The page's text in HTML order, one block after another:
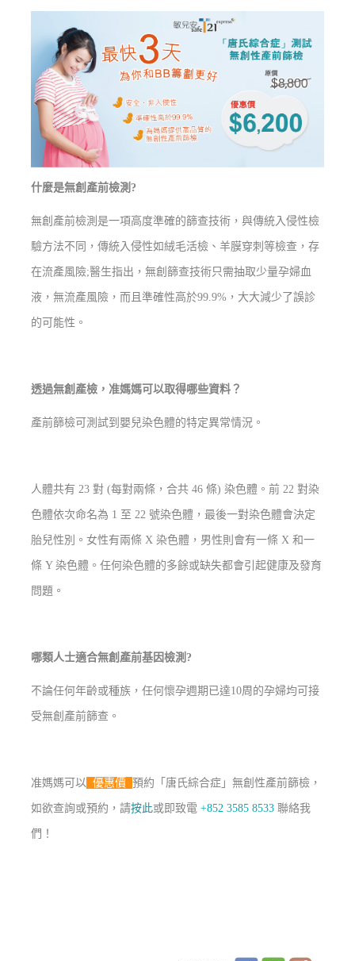
什麼是無創產前檢測?
無創產前檢測是一項高度準確的篩查技術，與傳統入侵性檢
驗方法不同，傳統入侵性如絨毛活檢、羊膜穿刺等檢查，存
在流產風險;醫生指出，無創篩查技術只需抽取少量孕婦血
液，無流產風險，而且準確性高於99.9%，大大減少了誤診
的可能性。
透過無創產檢，准媽媽可以取得哪些資料？
產前篩檢可測試到嬰兒染色體的特定異常情況。
人體共有 23 對 (每對兩條，合共 46 條) 染色體。前 22 對染
色體依次命名為 1 至 22 號染色體，最後一對染色體會決定
胎兒性別。女性有兩條 X 染色體，男性則會有一條 X 和一
條 Y 染色體。任何染色體的多餘或缺失都會引起健康及發育
問題。
哪類人士適合無創產前基因檢測?
不論任何年齡或種族，任何懷孕週期已達10周的孕婦均可接
受無創產前篩查。
准媽媽可以 優惠價預約「唐氏綜合症」無創性產前篩檢，
如欲查詢或預約，請按此或即致電+852 3585 8533 聯絡我
們！